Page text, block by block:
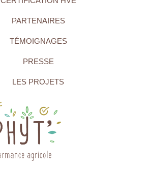
PARTENAIRES
TÉMOIGNAGES
PRESSE
LES PROJETS